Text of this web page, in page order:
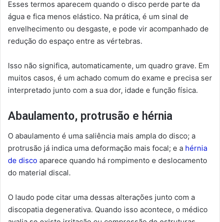
Esses termos aparecem quando o disco perde parte da
água e fica menos elástico. Na prática, é um sinal de
envelhecimento ou desgaste, e pode vir acompanhado de
redução do espaço entre as vértebras.
Isso não significa, automaticamente, um quadro grave. Em
muitos casos, é um achado comum do exame e precisa ser
interpretado junto com a sua dor, idade e função física.
Abaulamento, protrusão e hérnia
O abaulamento é uma saliência mais ampla do disco; a
protrusão já indica uma deformação mais focal; e a hérnia
de disco aparece quando há rompimento e deslocamento
do material discal.
O laudo pode citar uma dessas alterações junto com a
discopatia degenerativa. Quando isso acontece, o médico